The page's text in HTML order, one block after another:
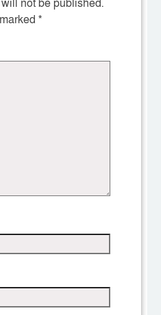
not be published.
*